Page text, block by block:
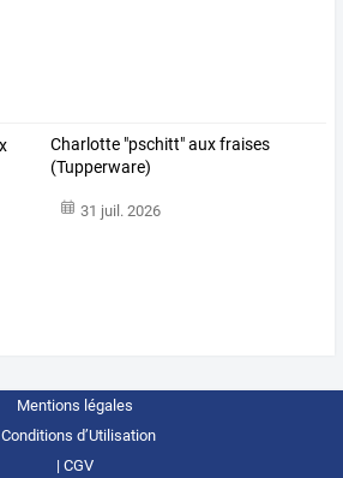
Charlotte "pschitt" aux fraises
(Tupperware)
31 juil. 2026
Mentions légales
Conditions d’Utilisation
CGV